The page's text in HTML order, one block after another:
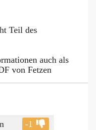
Teil des
auch als
von Fetzen
-1